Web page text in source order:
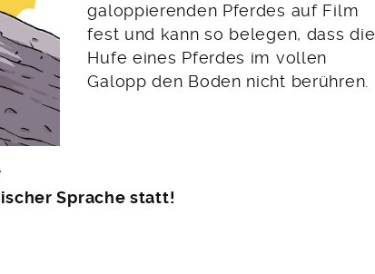
galoppierenden Pferdes auf Film
fest und kann so belegen, dass die
Hufe eines Pferdes im vollen
Galopp den Boden nicht berühren.
Sprache statt!